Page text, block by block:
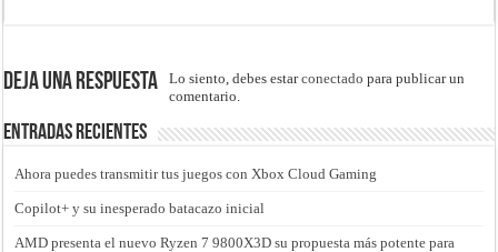
Deja una respuesta Lo siento, debes estarconectado para publicar un
comentario.
Entradas recientes
Ahora puedes transmitir tus juegos con Xbox Cloud Gaming
Copilot+ y su inesperado batacazo inicial
AMD presenta el nuevo Ryzen 7 9800X3D su propuesta más potente para